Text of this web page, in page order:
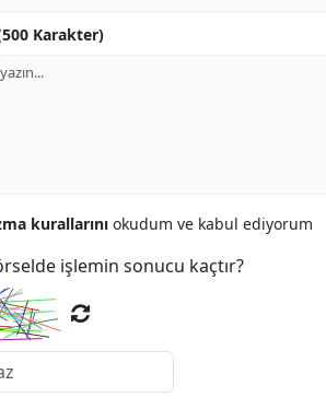
Karakter)
kurallarını okudum ve kabul ediyorum
işlemin sonucu kaçtır?